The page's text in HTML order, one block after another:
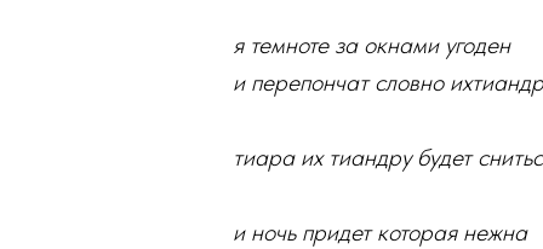
я темноте за окнами угоден
и перепончат словно ихтиандр
тиара их тиандру будет
и ночь придет которая нежна